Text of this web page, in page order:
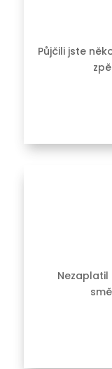
Půjčili jste